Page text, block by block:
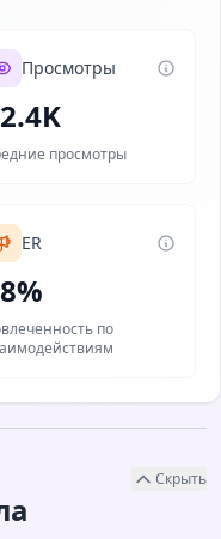
Просмотры
просмотры
ER
по
Скрыть